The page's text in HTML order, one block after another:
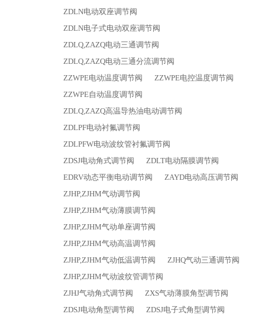
ZDLN电动双座调节阀
ZDLN电子式电动双座调节阀
ZDLQ,ZAZQ电动三通调节阀
ZDLQ,ZAZQ电动三通分流调节阀
ZZWPE电动温度调节阀
ZZWPE电控温度调节阀
ZZWPE自动温度调节阀
ZDLQ,ZAZQ高温导热油电动调节阀
ZDLPF电动衬氟调节阀
ZDLPFW电动波纹管衬氟调节阀
ZDSJ电动角式调节阀
ZDLT电动隔膜调节阀
EDRV动态平衡电动调节阀
ZAYD电动高压调节阀
ZJHP,ZJHM气动调节阀
ZJHP,ZJHM气动薄膜调节阀
ZJHP,ZJHM气动单座调节阀
ZJHP,ZJHM气动高温调节阀
ZJHP,ZJHM气动低温调节阀
ZJHQ气动三通调节阀
ZJHP,ZJHM气动波纹管调节阀
ZJHJ气动角式调节阀
ZXS气动薄膜角型调节阀
ZDSJ电动角型调节阀
ZDSJ电子式角型调节阀